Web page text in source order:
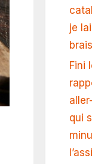
je
Fini
qui